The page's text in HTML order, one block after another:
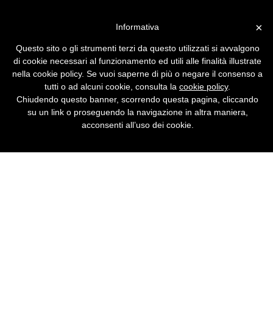
Dopo una partita durata cinque anni la
società di rilevazione dell'audience di
Internet segna il primo goal.
×
Informativa
Questo sito o gli strumenti terzi da questo utilizzati si avvalgono
di cookie necessari al funzionamento ed utili alle finalità illustrate
nella cookie policy. Se vuoi saperne di più o negare il consenso a
tutti o ad alcuni cookie, consulta la cookie policy.
Chiudendo questo banner, scorrendo questa pagina, cliccando
su un link o proseguendo la navigazione in altra maniera,
acconsenti all’uso dei cookie.